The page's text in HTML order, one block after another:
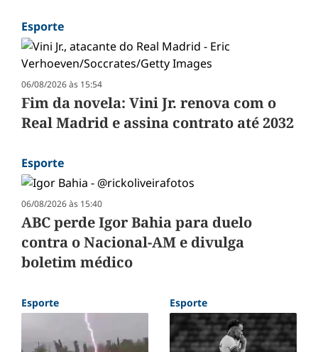
Esporte
06/08/2026 às 15:54
Fim da novela: Vini Jr. renova com o
Real Madrid e assina contrato até 2032
Esporte
06/08/2026 às 15:40
ABC perde Igor Bahia para duelo
contra o Nacional-AM e divulga
boletim médico
Esporte Esporte